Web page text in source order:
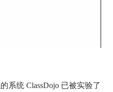
系统 ClassDojo 已被实验了